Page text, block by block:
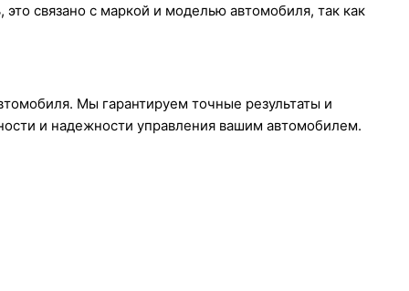
связано с маркой и моделью автомобиля, так как
Мы гарантируем точные результаты и
и надежности управления вашим автомобилем.